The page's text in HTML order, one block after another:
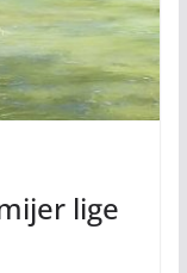
lige